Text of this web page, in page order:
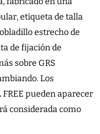
etiqueta de talla
estrecho de
de fijación de
sobre GRS
Los
pueden aparecer
considerada como